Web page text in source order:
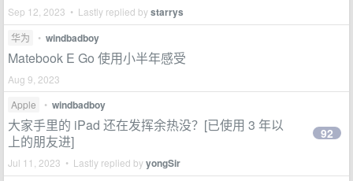
Sep 12, 2023 • Lastly replied bystarrys
华为 • windbadboy
Matebook E Go 使用小半年感受
Aug 9, 2023
Apple
• windbadboy
大家手里的 iPad 还在发挥余热没？[已使用 3 年以
上的朋友进]
Jul 11, 2023 • Lastly replied byyongSir
92